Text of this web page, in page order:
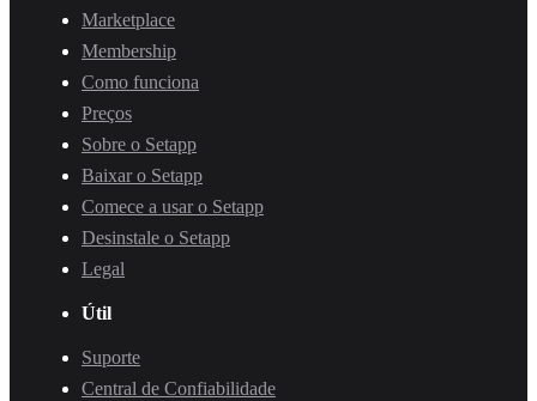
Marketplace
Membership
Como funciona
Preços
Sobre o Setapp
Baixar o Setapp
Comece a usar o Setapp
Desinstale o Setapp
Legal
Útil
Suporte
Central de Confiabilidade